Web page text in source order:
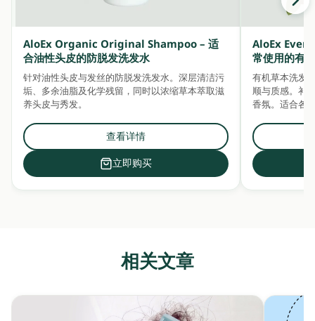
AloEx Organic Original Shampoo – 适
合油性头皮的防脱发洗发水
针对油性头皮与发丝的防脱发洗发水。深层清洁污
垢、多余油脂及化学残留，同时以浓缩草本萃取滋
养头皮与秀发。
查看详情
立即购买
AloEx
常使用的有
有机草本洗发
顺与质感。补
香氛。适合各
相关文章